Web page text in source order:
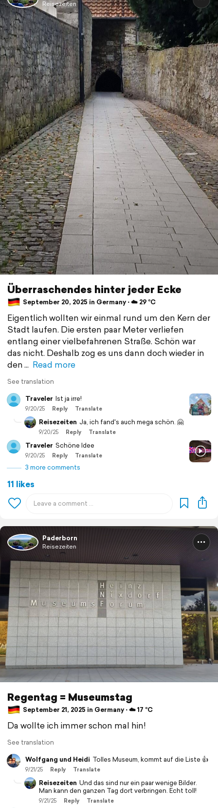
Reisezeiten
Überraschendes hinter jeder Ecke
September 20, 2025 in Germany ⋅ ☁️ 29 °C
Eigentlich wollten wir einmal rund um den Kern der
Stadt laufen. Die ersten paar Meter verliefen
entlang einer vielbefahrenen Straße. Schön war
das nicht. Deshalb zog es uns dann doch wieder in
den
Read more
See translation
Traveler Ist ja irre!
9/20/25 Reply Translate
Reisezeiten Ja, ich fand's auch mega schön. 🤗
9/20/25 Reply Translate
Traveler Schöne Idee
9/20/25 Reply Translate
3 more comments
11 likes
Paderborn
Reisezeiten
Regentag = Museumstag
September 21, 2025 in Germany ⋅ ☁️ 17 °C
Da wollte ich immer schon mal hin!
See translation
Wolfgang und Heidi Tolles Museum, kommt auf die Liste 👍
9/21/25 Reply Translate
Reisezeiten Und das sind nur ein paar wenige Bilder.
Man kann den ganzen Tag dort verbringen. Echt toll!
9/21/25 Reply Translate